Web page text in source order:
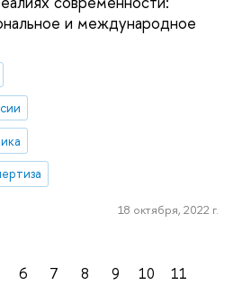
и международное
18 октября, 2022 г.
6 7 8 9 10
11